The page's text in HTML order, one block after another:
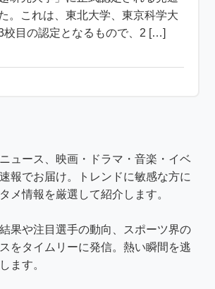
。これは、東北大学、東京科学大
校目の認定となるもので、2 […]
ュース、映画・ドラマ・音楽・イベ
報でお届け。トレンドに敏感な方に
メ情報を厳選して紹介します。
果や注目選手の動向、スポーツ界の
をタイムリーに発信。熱い瞬間を逃
ます。